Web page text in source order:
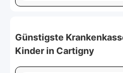
Günstigste
Kinder in Cartigny